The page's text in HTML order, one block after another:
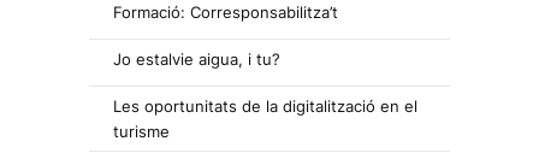
Formació: Corresponsabilitza’t
Jo estalvie aigua, i tu?
Les oportunitats de la digitalització en el
turisme